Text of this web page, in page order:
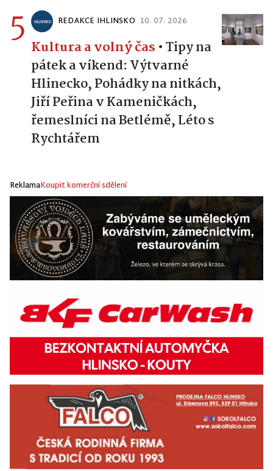
5 REDAKCE IHLINSKO 10. 07. 2026
Kultura a volný čas •Tipy na
pátek a víkend: Výtvarné
Hlinecko, Pohádky na nitkách,
Jiří Peřina v Kameničkách,
řemeslníci na Betlémě, Léto s
Rychtářem
ReklamaKoupit komerční sdělení